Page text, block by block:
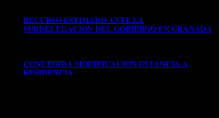
𝐑𝐄𝐂𝐔𝐑𝐒𝐎 𝐄𝐒𝐓𝐈𝐌𝐀𝐃𝐎 𝐀𝐍𝐓𝐄 𝐋𝐀
𝐒𝐔𝐁𝐃𝐄𝐋𝐄𝐆𝐀𝐂𝐈𝐎𝐍 𝐃𝐄𝐋 𝐆𝐎𝐁𝐈𝐄𝐑𝐍𝐎 𝐄𝐍 𝐆𝐑𝐀𝐍𝐀𝐃𝐀
𝐂𝐎𝐍𝐂𝐄𝐃𝐈𝐃𝐀 𝐌𝐎𝐃𝐈𝐅𝐈𝐂𝐀𝐂𝐈𝐎𝐍 𝐄𝐒𝐓𝐀𝐍𝐂𝐈𝐀 𝐀
𝐑𝐄𝐒𝐈𝐃𝐄𝐍𝐂𝐈𝐀